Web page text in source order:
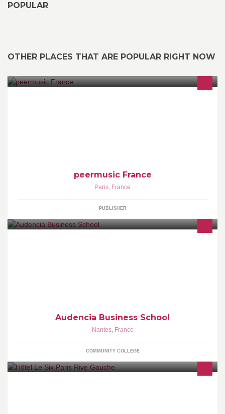
POPULAR
OTHER PLACES THAT ARE POPULAR RIGHT NOW
peermusic France
Paris, France
PUBLISHER
Audencia Business School
Nantes, France
COMMUNITY COLLEGE